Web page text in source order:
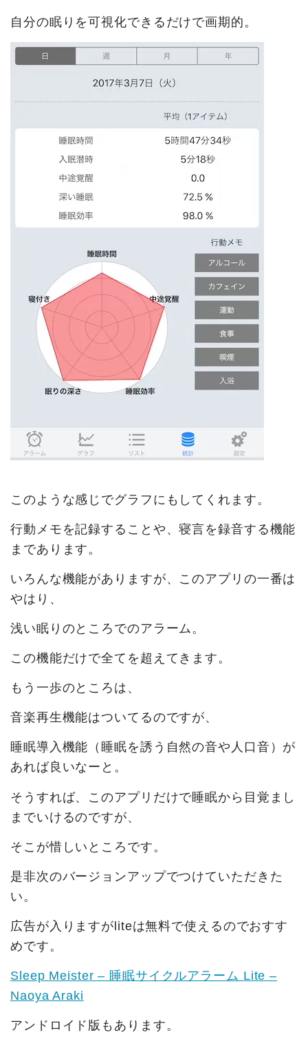
自分の眠りを可視化できるだけで画期的。
このような感じでグラフにもしてくれます。
行動メモを記録することや、寝言を録音する機能
まであります。
いろんな機能がありますが、このアプリの一番は
やはり、
浅い眠りのところでのアラーム。
この機能だけで全てを超えてきます。
もう一歩のところは、
音楽再生機能はついてるのですが、
睡眠導入機能（睡眠を誘う自然の音や人口音）が
あれば良いなーと。
そうすれば、このアプリだけで睡眠から目覚まし
までいけるのですが、
そこが惜しいところです。
是非次のバージョンアップでつけていただきた
い。
広告が入りますがliteは無料で使えるのでおすす
めです。
Sleep Meister – 睡眠サイクルアラーム Lite –
Naoya Araki
アンドロイド版もあります。